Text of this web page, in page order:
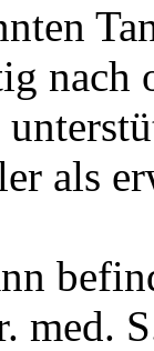
nach
als
med.